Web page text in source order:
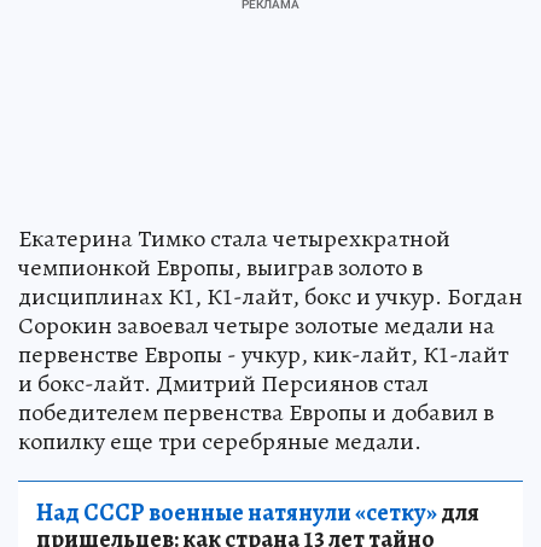
Екатерина Тимко стала четырехкратной
чемпионкой Европы, выиграв золото в
дисциплинах К1, К1-лайт, бокс и учкур. Богдан
Сорокин завоевал четыре золотые медали на
первенстве Европы - учкур, кик-лайт, К1-лайт
и бокс-лайт. Дмитрий Персиянов стал
победителем первенства Европы и добавил в
копилку еще три серебряные медали.
Над СССР военные натянули «сетку»для
пришельцев: как страна 13 лет тайно